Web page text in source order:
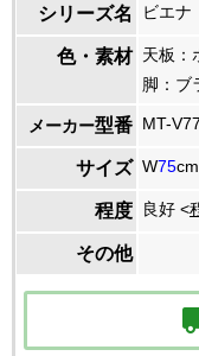
シリーズ名 ビエナ
色・素材 天板
脚：ブ
メーカー型番 MT-
サイズ W75
程度 良好 <
その他